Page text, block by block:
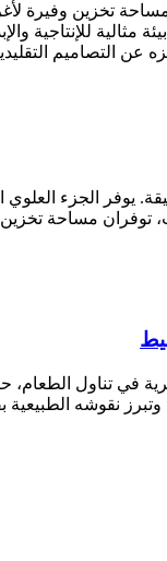
مساحة تخزين
مثالية للإنتاجية
التصاميم
يوفر الجزء
توفران
في تناول
الطبيعية بفضل